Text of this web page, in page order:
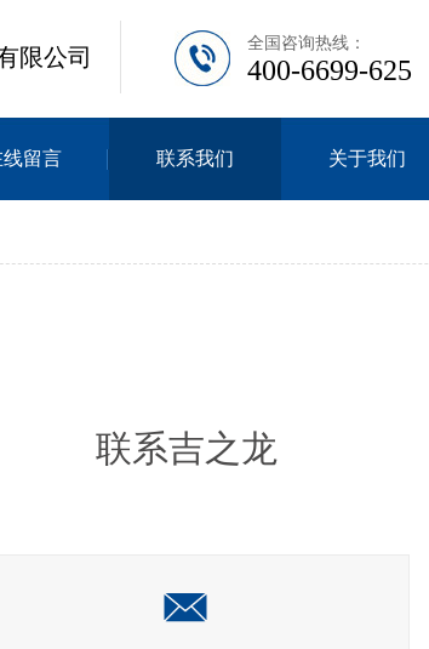
限公司
全国咨询
400-6699-
线留言 联系我们 关于我们
联系吉之龙